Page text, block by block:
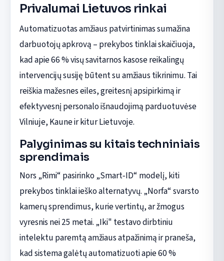
Privalumai Lietuvos rinkai
Automatizuotas amžiaus patvirtinimas sumažina
darbuotojų apkrovą – prekybos tinklai skaičiuoja,
kad apie 66 % visų savitarnos kasose reikalingų
intervencijų susiję būtent su amžiaus tikrinimu. Tai
reiškia mažesnes eiles, greitesnį apsipirkimą ir
efektyvesnį personalo išnaudojimą parduotuvėse
Vilniuje, Kaune ir kitur Lietuvoje.
Palyginimas su kitais techniniais
sprendimais
Nors „Rimi“ pasirinko „Smart‑ID“ modelį, kiti
prekybos tinklai ieško alternatyvų. „Norfa“ svarsto
kamerų sprendimus, kurie vertintų, ar žmogus
vyresnis nei 25 metai. „Iki" testavo dirbtiniu
intelektu paremtą amžiaus atpažinimą ir praneša,
kad sistema galėtų automatizuoti apie 60 %